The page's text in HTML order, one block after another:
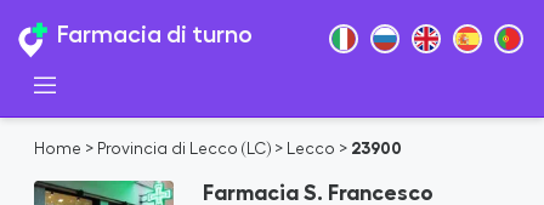
Farmacia di turno
Home > Provincia di Lecco (LC) > Lecco > 23900
Farmacia S. Francesco